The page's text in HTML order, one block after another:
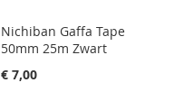
Nichiban Gaffa Tape
50mm 25m Zwart
€ 7,00